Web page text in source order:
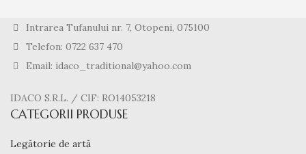
Intrarea Tufanului nr. 7, Otopeni, 075100
Telefon: 0722 637 470
Email: idaco_traditional@yahoo.com
IDACO S.R.L. / CIF: RO14053218
CATEGORII PRODUSE
Legătorie de artă